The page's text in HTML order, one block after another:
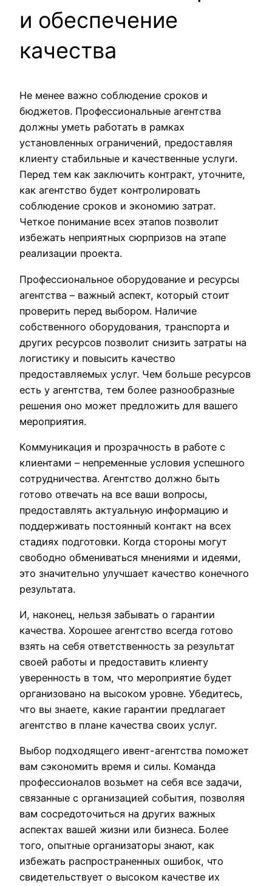
и обеспечение
качества
Не менее важно соблюдение сроков и
бюджетов. Профессиональные агентства
должны уметь работать в рамках
установленных ограничений, предоставляя
клиенту стабильные и качественные услуги.
Перед тем как заключить контракт, уточните,
как агентство будет контролировать
соблюдение сроков и экономию затрат.
Четкое понимание всех этапов позволит
избежать неприятных сюрпризов на этапе
реализации проекта.
Профессиональное оборудование и ресурсы
агентства – важный аспект, который стоит
проверить перед выбором. Наличие
собственного оборудования, транспорта и
других ресурсов позволит снизить затраты на
логистику и повысить качество
предоставляемых услуг. Чем больше ресурсов
есть у агентства, тем более разнообразные
решения оно может предложить для вашего
мероприятия.
Коммуникация и прозрачность в работе с
клиентами – непременные условия успешного
сотрудничества. Агентство должно быть
готово отвечать на все ваши вопросы,
предоставлять актуальную информацию и
поддерживать постоянный контакт на всех
стадиях подготовки. Когда стороны могут
свободно обмениваться мнениями и идеями,
это значительно улучшает качество конечного
результата.
И, наконец, нельзя забывать о гарантии
качества. Хорошее агентство всегда готово
взять на себя ответственность за результат
своей работы и предоставить клиенту
уверенность в том, что мероприятие будет
организовано на высоком уровне. Убедитесь,
что вы знаете, какие гарантии предлагает
агентство в плане качества своих услуг.
Выбор подходящего ивент-агентства поможет
вам сэкономить время и силы. Команда
профессионалов возьмет на себя все задачи,
связанные с организацией события, позволяя
вам сосредоточиться на других важных
аспектах вашей жизни или бизнеса. Более
того, опытные организаторы знают, как
избежать распространенных ошибок, что
свидетельствует о высоком качестве их